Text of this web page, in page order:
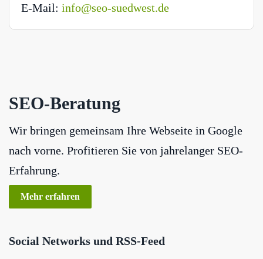
E-Mail: info@seo-suedwest.de
SEO-Beratung
Wir bringen gemeinsam Ihre Webseite in Google
nach vorne. Profitieren Sie von jahrelanger SEO-
Erfahrung.
Mehr erfahren
Social Networks und RSS-Feed